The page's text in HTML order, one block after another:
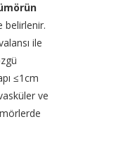
belirlenir.
ile
≤1cm
ve